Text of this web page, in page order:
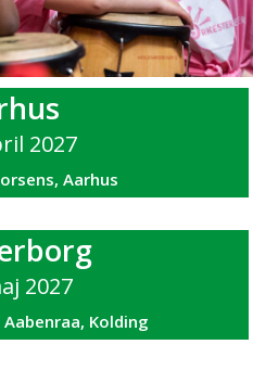
2027
Aarhus
2027
Kolding